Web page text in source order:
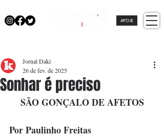
APOIE
Sonhar é preciso
Jornal Daki
26 de fev. de 2025
SÃO GONÇALO DE AFETOS
Por Paulinho Freitas